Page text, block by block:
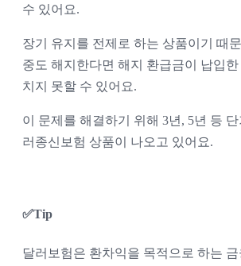
수 있어요.
장기 유지를 전제로 하는 상품이기 때
중도 해지한다면 해지 환급금이 납입한
치지 못할 수 있어요.
이 문제를 해결하기 위해 3년, 5년 등
러종신보험 상품이 나오고 있어요.
✅Tip
달러보험은 환차익을 목적으로 하는 금